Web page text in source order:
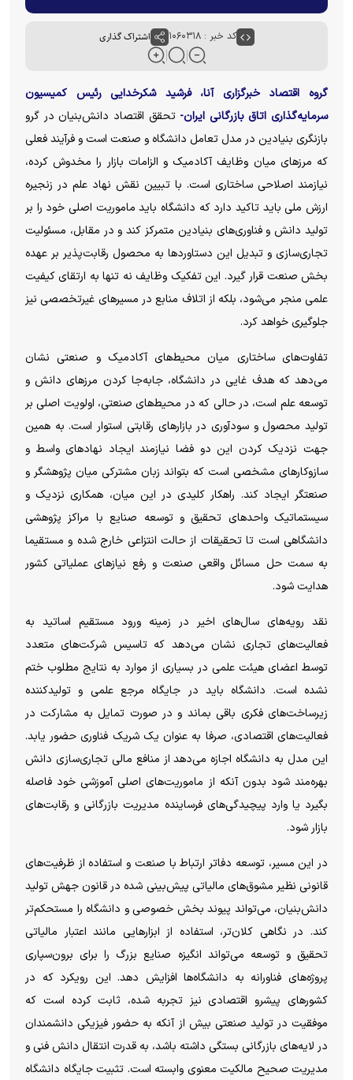
کد خبر : ۱۰۶۰۳۱۸ اشتراک گذاری
گروه اقتصاد خبرگزاری آنا، فرشید شکرخدایی رئیس کمیسیون
سرمایه‌گذاری اتاق بازرگانی ایران- تحقق اقتصاد دانش‌بنیان در گرو
بازنگری بنیادین در مدل تعامل دانشگاه و صنعت است و فرآیند فعلی
که مرز‌های میان وظایف آکادمیک و الزامات بازار را مخدوش کرده،
نیازمند اصلاحی ساختاری است. با تبیین نقش نهاد علم در زنجیره
ارزش ملی باید تاکید دارد که دانشگاه باید ماموریت اصلی خود را بر
تولید دانش و فناوری‌های بنیادین متمرکز کند و در مقابل، مسئولیت
تجاری‌سازی و تبدیل این دستاورد‌ها به محصول رقابت‌پذیر بر عهده
بخش صنعت قرار گیرد. این تفکیک وظایف نه تنها به ارتقای کیفیت
علمی منجر می‌شود، بلکه از اتلاف منابع در مسیر‌های غیرتخصصی نیز
جلوگیری خواهد کرد.
تفاوت‌های ساختاری میان محیط‌های آکادمیک و صنعتی نشان
می‌دهد که هدف غایی در دانشگاه، جابه‌جا کردن مرز‌های دانش و
توسعه علم است، در حالی که در محیط‌های صنعتی، اولویت اصلی بر
تولید محصول و سودآوری در بازار‌های رقابتی استوار است. به همین
جهت نزدیک کردن این دو فضا نیازمند ایجاد نهاد‌های واسط و
سازوکار‌های مشخصی است که بتواند زبان مشترکی میان پژوهشگر و
صنعتگر ایجاد کند. راهکار کلیدی در این میان، همکاری نزدیک و
سیستماتیک واحد‌های تحقیق و توسعه صنایع با مراکز پژوهشی
دانشگاهی است تا تحقیقات از حالت انتزاعی خارج شده و مستقیما
به سمت حل مسائل واقعی صنعت و رفع نیاز‌های عملیاتی کشور
هدایت شود.
نقد رویه‌های سال‌های اخیر در زمینه ورود مستقیم اساتید به
فعالیت‌های تجاری نشان می‌دهد که تاسیس شرکت‌های متعدد
توسط اعضای هیئت علمی در بسیاری از موارد به نتایج مطلوب ختم
نشده است. دانشگاه باید در جایگاه مرجع علمی و تولیدکننده
زیرساخت‌های فکری باقی بماند و در صورت تمایل به مشارکت در
فعالیت‌های اقتصادی، صرفا به عنوان یک شریک فناوری حضور یابد.
این مدل به دانشگاه اجازه می‌دهد از منافع مالی تجاری‌سازی دانش
بهره‌مند شود بدون آنکه از ماموریت‌های اصلی آموزشی خود فاصله
بگیرد یا وارد پیچیدگی‌های فرساینده مدیریت بازرگانی و رقابت‌های
بازار شود.
در این مسیر، توسعه دفاتر ارتباط با صنعت و استفاده از ظرفیت‌های
قانونی نظیر مشوق‌های مالیاتی پیش‌بینی شده در قانون جهش تولید
دانش‌بنیان، می‌تواند پیوند بخش خصوصی و دانشگاه را مستحکم‌تر
کند. در نگاهی کلان‌تر، استفاده از ابزار‌هایی مانند اعتبار مالیاتی
تحقیق و توسعه می‌تواند انگیزه صنایع بزرگ را برای برون‌سپاری
پروژه‌های فناورانه به دانشگاه‌ها افزایش دهد. این رویکرد که در
کشور‌های پیشرو اقتصادی نیز تجربه شده، ثابت کرده است که
موفقیت در تولید صنعتی بیش از آنکه به حضور فیزیکی دانشمندان
در لایه‌های بازرگانی بستگی داشته باشد، به قدرت انتقال دانش فنی و
مدیریت صحیح مالکیت معنوی وابسته است. تثبیت جایگاه دانشگاه